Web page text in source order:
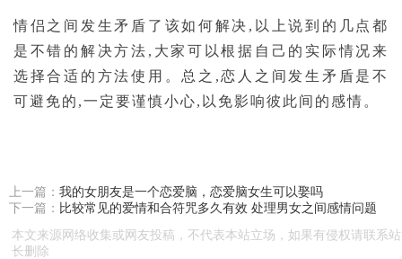
情侣之间发生矛盾了该如何解决,以上说到的几点都
是不错的解决方法,大家可以根据自己的实际情况来
选择合适的方法使用。总之,恋人之间发生矛盾是不
可避免的,一定要谨慎小心,以免影响彼此间的感情。
上一篇： 我的女朋友是一个恋爱脑，恋爱脑女生可以娶吗
下一篇： 比较常见的爱情和合符咒多久有效 处理男女之间感情问题
本文来源网络收集或网友投稿，不代表本站立场，如果有侵权请联系站
长删除